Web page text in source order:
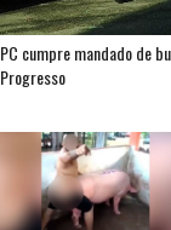
PC cumpre mandado de
Progresso